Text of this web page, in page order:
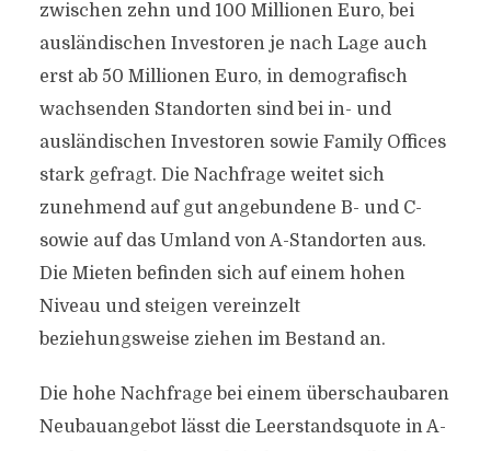
zwischen zehn und 100 Millionen Euro, bei
ausländischen Investoren je nach Lage auch
erst ab 50 Millionen Euro, in demografisch
wachsenden Standorten sind bei in- und
ausländischen Investoren sowie Family Offices
stark gefragt. Die Nachfrage weitet sich
zunehmend auf gut angebundene B- und C-
sowie auf das Umland von A-Standorten aus.
Die Mieten befinden sich auf einem hohen
Niveau und steigen vereinzelt
beziehungsweise ziehen im Bestand an.
Die hohe Nachfrage bei einem überschaubaren
Neubauangebot lässt die Leerstandsquote in A-